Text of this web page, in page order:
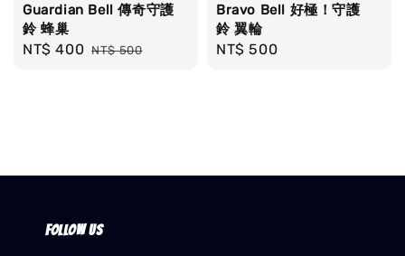
Guardian Bell 傳奇守護
鈴 蜂巢
Sale
NT$ 400 Regular
NT$ 500
Bravo Bell 好極！守護
鈴 翼輪
Regular
NT$ 500
Follow us